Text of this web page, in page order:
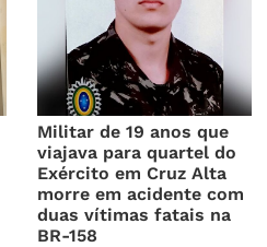
Militar de 19 anos que
viajava para quartel do
Exército em Cruz Alta
morre em acidente com
duas vítimas fatais na
BR-158